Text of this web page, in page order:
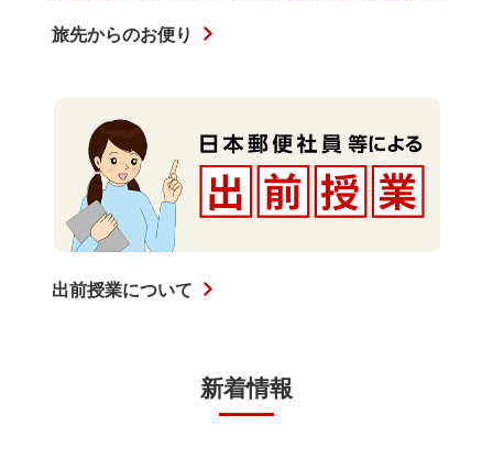
旅先からのお便り
出前授業について
新着情報